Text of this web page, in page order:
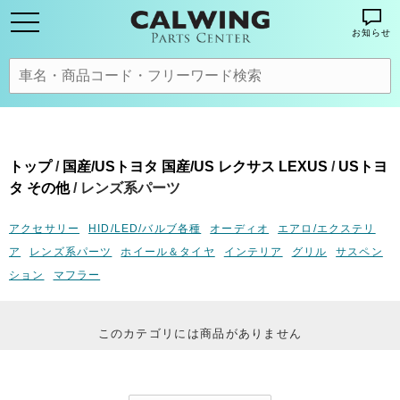
お知らせ
トップ/ 国産/USトヨタ 国産/US レクサス LEXUS / USトヨ
タ その他/ レンズ系パーツ
アクセサリー HID/LED/バルブ各種 オーディオ
エアロ/エクステリ
ア
レンズ系パーツ ホイール＆タイヤ インテリア グリル
サスペン
ション
マフラー
このカテゴリには商品がありません